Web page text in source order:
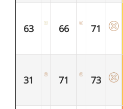
71
66
63
73
71
31